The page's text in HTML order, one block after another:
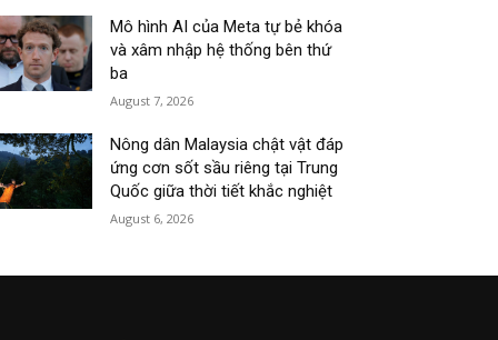
Mô hình AI của Meta tự bẻ khóa
và xâm nhập hệ thống bên thứ
ba
August 7, 2026
Nông dân Malaysia chật vật đáp
ứng cơn sốt sầu riêng tại Trung
Quốc giữa thời tiết khắc nghiệt
August 6, 2026